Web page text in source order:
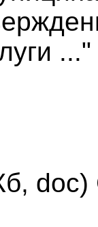
..."
doc)